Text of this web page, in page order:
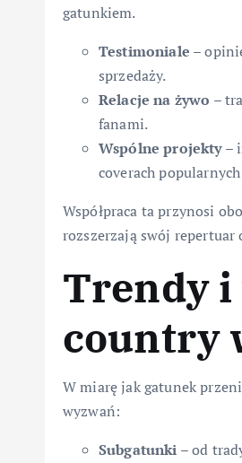
gatunkiem.
Testimoniale –
sprzedaży.
Relacje na żywo –
fanami.
Wspólne projekty–
coverach
Współpraca ta przynosi
rozszerzają swój repertuar
Trendy
country
W miarę jak gatunek
wyzwań:
Subgatunki – od